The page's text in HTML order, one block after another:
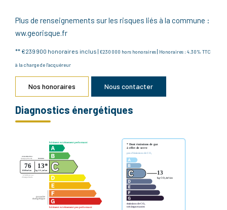
Plus de renseignements sur les risques liés à la commune :
ww.georisque.fr
** €239 900 honoraires inclus | €230 000 hors honoraires| Honoraires : 4.30% TTC
à la charge de l'acquéreur
Nos honoraires Nous contacter
Diagnostics énergétiques